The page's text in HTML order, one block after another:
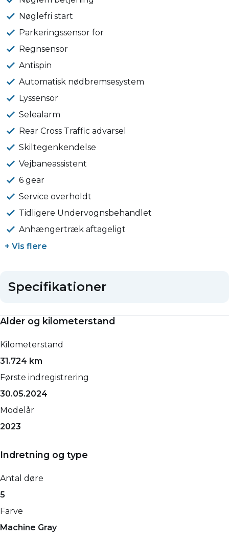
Nøglefri start
Parkeringssensor for
Regnsensor
Antispin
Automatisk nødbremsesystem
Lyssensor
Selealarm
Rear Cross Traffic advarsel
Skiltegenkendelse
Vejbaneassistent
6 gear
Service overholdt
Tidligere Undervognsbehandlet
Anhængertræk aftageligt
+ Vis flere
Specifikationer
Alder og kilometerstand
Kilometerstand
31.724 km
Første indregistrering
30.05.2024
Modelår
2023
Indretning og type
Antal døre
5
Farve
Machine Gray